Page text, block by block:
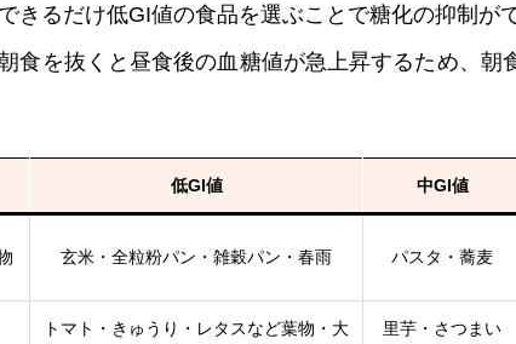
きるだけ低GI値の食品を選ぶことで糖化の抑制が
食を抜くと昼食後の血糖値が急上昇するため、朝
低GI値 中GI値
玄米・全粒粉パン・雑穀パン・春雨 パスタ・蕎麦
トマト・きゅうり・レタスなど葉物・大 里芋・さつまい